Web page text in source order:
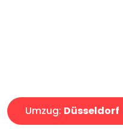
Umzug: Düsseldorf